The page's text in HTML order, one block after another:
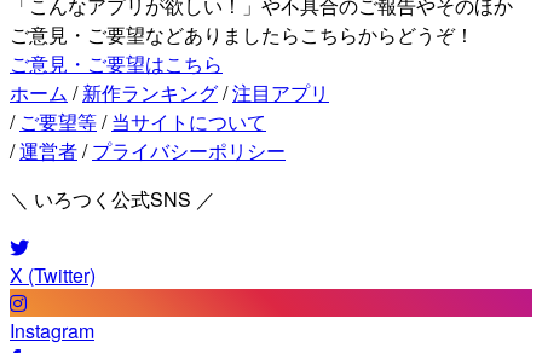
ご意見・ご要望などありましたらこちらからどうぞ！
ご意見・ご要望はこちら
ホーム / 新作ランキング/注目アプリ
/ ご要望等/ 当サイトについて
/運営者/ プライバシーポリシー
＼ いろつく公式SNS ／
X (Twitter)
Instagram